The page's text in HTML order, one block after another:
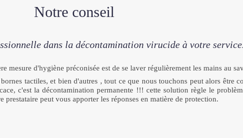
Notre conseil
dans la décontamination virucide à votre service.
mesure d'hygiène préconisée est de se laver régulièrement les mains au
tactiles, et bien d'autres , tout ce que nous touchons peut alors être
c'est la décontamination permanente !!! cette solution règle le
peut vous apporter les réponses en matière de protection.